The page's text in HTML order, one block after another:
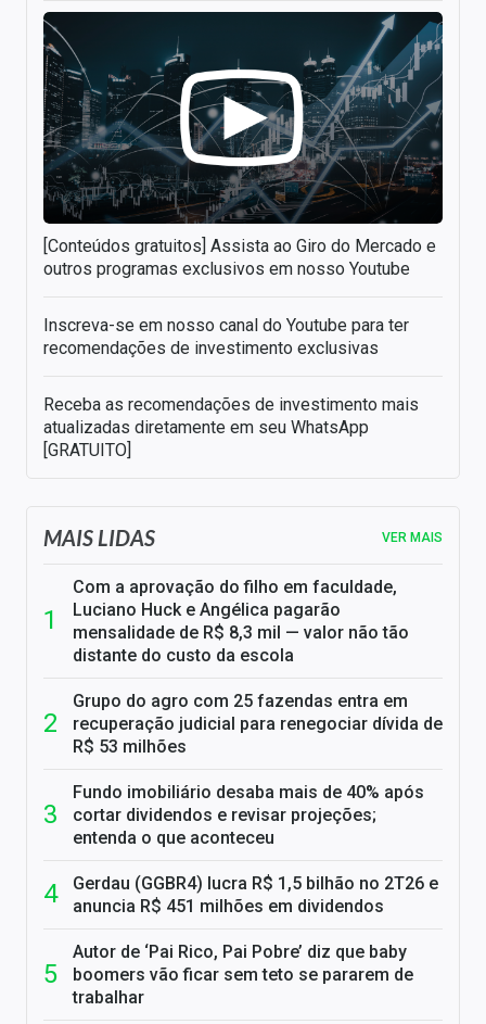
[Conteúdos gratuitos] Assista ao Giro do Mercado e
outros programas exclusivos em nosso Youtube
Inscreva-se em nosso canal do Youtube para ter
recomendações de investimento exclusivas
Receba as recomendações de investimento mais
atualizadas diretamente em seu WhatsApp
[GRATUITO]
MAIS LIDAS VER MAIS
Com a aprovação do filho em faculdade,
Luciano Huck e Angélica pagarão
mensalidade de R$ 8,3 mil — valor não tão
distante do custo da escola
Grupo do agro com 25 fazendas entra em
recuperação judicial para renegociar dívida de
R$ 53 milhões
Fundo imobiliário desaba mais de 40% após
cortar dividendos e revisar projeções;
entenda o que aconteceu
Gerdau (GGBR4) lucra R$ 1,5 bilhão no 2T26 e
anuncia R$ 451 milhões em dividendos
Autor de ‘Pai Rico, Pai Pobre’ diz que baby
boomers vão ficar sem teto se pararem de
trabalhar